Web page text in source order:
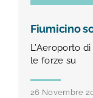
Fiumicino
L’Aeroporto
le forze su
26 Novembre